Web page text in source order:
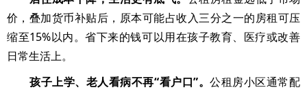
价，叠加货币补贴后，原本可能占收入三分之一的房租可压
缩至15%以内。省下来的钱可以用在孩子教育、医疗或改善
日常生活上。
孩子上学、老人看病不再“看户口”。公租房小区通常配